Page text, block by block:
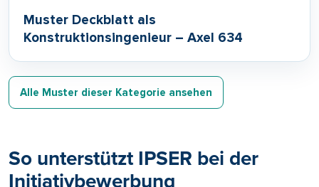
Muster Deckblatt als
Konstruktionsingenieur – Axel 634
Alle Muster dieser Kategorie ansehen
So unterstützt IPSER bei der
Initiativbewerbung